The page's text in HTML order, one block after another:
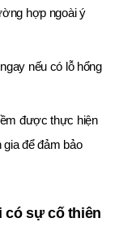
hợp ngoài ý
nếu có lỗ hổng
được thực hiện
để đảm bảo
có sự cố thiên